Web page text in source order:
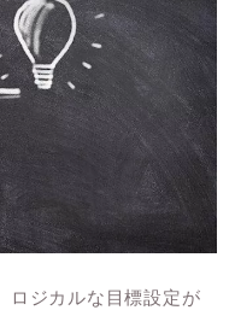
ロジカルな目標設定が